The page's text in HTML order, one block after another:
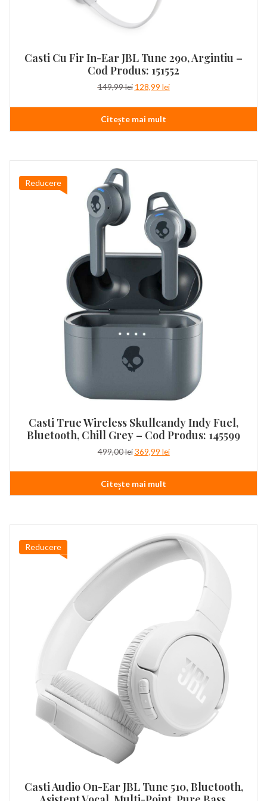
Casti Cu Fir In-Ear JBL Tune 290, Argintiu –
Cod Produs: 151552
149,99lei Prețul
a
fost:
149,99 lei.
128,99 leiPrețul
este:
Citește mai mult
Reducere
Casti True Wireless Skullcandy Indy Fuel,
Bluetooth, Chill Grey – Cod Produs: 145599
499,00lei Prețul
a
fost:
499,00 lei.
369,99 leiPrețul
este:
Citește mai mult
Reducere
Casti Audio On-Ear JBL Tune 510, Bluetooth,